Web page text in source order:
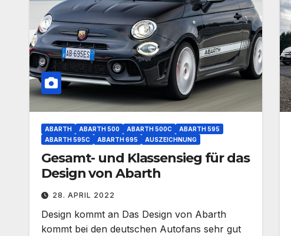
ABARTH ABARTH 500 ABARTH 500C
ABARTH 595
ABARTH 595C
ABARTH 695 AUSZEICHNUNG
Gesamt- und Klassensieg für das
Design von Abarth
28. APRIL 2022
Design kommt an Das Design von Abarth
kommt bei den deutschen Autofans sehr gut